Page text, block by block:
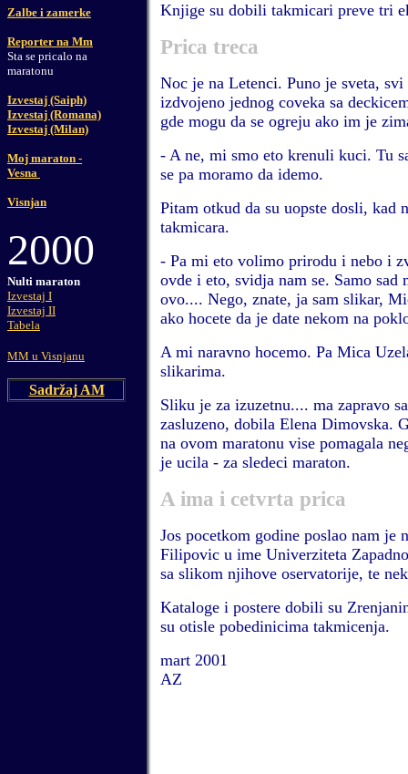
Zalbe i zamerke
Reporter na Mm
Sta se pricalo na
maratonu
Izvestaj (Saiph)
Izvestaj (Romana)
Izvestaj (Milan)
Moj maraton -
Vesna
Visnjan
2000
Nulti maraton
Izvestaj I
Izvestaj II
Tabela
MM u Visnjanu
Sadržaj AM
Knjige su dobili takmicari preve tri
Prica treca
Noc je na Letenci. Puno je sveta,
izdvojeno jednog coveka sa
gde mogu da se ogreju ako im je
- A ne, mi smo eto krenuli kuci. Tu
se pa moramo da idemo.
Pitam otkud da su uopste dosli,
takmicara.
- Pa mi eto volimo prirodu i nebo i
ovde i eto, svidja nam se. Samo
ovo.... Nego, znate, ja sam slikar,
ako hocete da je date nekom na
A mi naravno hocemo. Pa Mica
slikarima.
Sliku je za izuzetnu.... ma zapravo
zasluzeno, dobila Elena Dimovska.
na ovom maratonu vise pomagala
je ucila - za sledeci maraton.
A ima i cetvrta prica
Jos pocetkom godine poslao nam
Filipovic u ime Univerziteta
sa slikom njihove oservatorije, te
Kataloge i postere dobili su
su otisle pobedinicima takmicenja.
mart 2001
AZ